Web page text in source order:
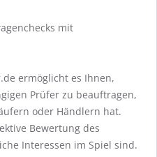
mit
ermöglicht es Ihnen,
Prüfer zu beauftragen,
oder Händlern hat.
Bewertung des
Interessen im Spiel sind.